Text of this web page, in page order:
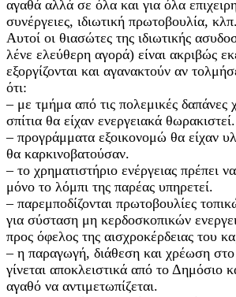
αγαθά αλλά σε όλα και για όλα
συνέργειες, ιδιωτική πρωτοβουλία, κλπ.
Αυτοί οι θιασώτες της ιδιωτικής
λένε ελεύθερη αγορά) είναι ακριβώς
εξοργίζονται και αγανακτούν αν
ότι:
– με τμήμα από τις πολεμικές δαπάνες
σπίτια θα είχαν ενεργειακά θωρακιστεί.
– προγράμματα εξοικονομώ θα είχαν
θα καρκινοβατούσαν.
– το χρηματιστήριο ενέργειας πρέπει
μόνο το λόμπι της παρέας υπηρετεί.
– παρεμποδίζονται πρωτοβουλίες
για σύσταση μη κερδοσκοπικών
προς όφελος της αισχροκέρδειας του
– η παραγωγή, διάθεση και χρέωση
γίνεται αποκλειστικά από το Δημόσιο
αγαθό να αντιμετωπίζεται.